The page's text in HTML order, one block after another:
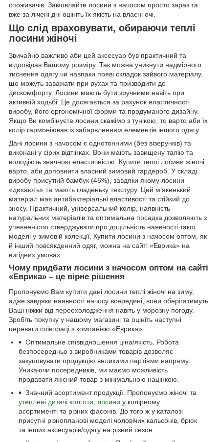
споживачів. Замовляйте лосини з начосом просто зараз та
вже за лічені дні оцініть їх якість на власні очі.
Що слід враховувати, обираючи теплі
лосини жіночі
Звичайно важливо аби цей аксесуар був практичний та
відповідав Вашому розміру. Так можна уникнути надмірного
тиснення одягу чи навпаки появі складок зайвого матеріалу,
що можуть заважати при рухах та призводити до
дискомфорту. Лосини мають бути зручними навіть при
активній ходьбі. Це досягається за рахунок еластичності
виробу, його ергономічної форми та продуманого дизайну.
Якщо Ви комбінуєте лосини скажімо з тунікою, то варто аби їх
колір гармоніював із забарвленням елементів іншого одягу.
Дані лосини з начосом є однотонними (без візерунків) та
виконані у сірих відтінках. Вони мають завищену талію та
володіють значною еластичністю. Купити теплі лосини жіночі
варто, аби доповнити власний зимовий гардероб. У складі
виробу присутній бамбук (46%), завдяки якому лосини
«дихають» та мають гладеньку текстуру. Цей м’якенький
матеріал має антибактеріальні властивості та стійкий до
зносу. Практичний, універсальний колір, наявність
натуральних матеріалів та оптимальна посадка дозволяють з
упевненістю стверджувати про доцільність наявності такої
моделі у зимовій колекції. Купити лосини з начосом оптом, як
й інший повсякденний одяг, можна на сайті «Еврика» на
вигідних умовах.
Чому придбати лосини з начосом оптом на сайті
«Еврика» – це вірне рішення
Пропонуємо Вам купити дані лосини теплі жіночі на зиму,
адже завдяки наявності начосу всередині, вони оберігатимуть
Ваші ніжки від переохолодження навіть у морозну погоду.
Зробіть покупку у нашому магазині та оцініть наступні
переваги співпраці з компанією «Еврика»:
Оптимальне співвідношення ціна/якість. Робота
безпосередньо з виробниками товарів дозволяє
закуповувати продукцію великими партіями напряму.
Уникаючи посередників, ми маємо можливість
продавати якісний товар з мінімальною націнкою.
Значний асортимент продукції. Пропонуємо жіночі та
утеплені дитячі колготи, лосини у колірному
асортименті та різних фасонів. До того ж у каталозі
присутні різнопланові моделі чоловічих кальсонів, брюк
та інших аксесуарів/одягу на різний сезон.